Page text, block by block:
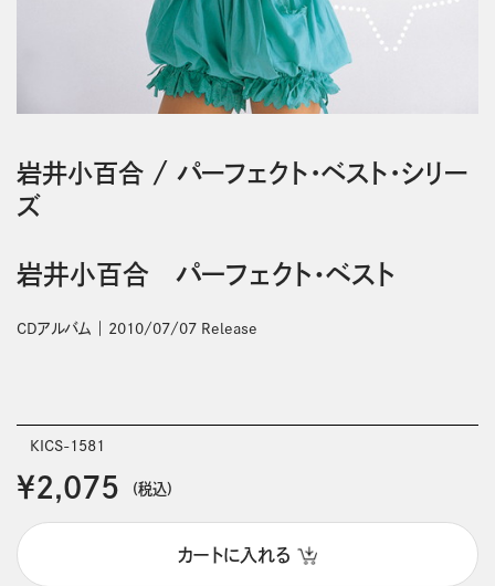
岩井小百合/ パーフェクト・ベスト・シリー
ズ
岩井小百合 パーフェクト・ベスト
CDアルバム 2010/07/07 Release
KICS-1581
￥2,075 (税込)
カートに入れる